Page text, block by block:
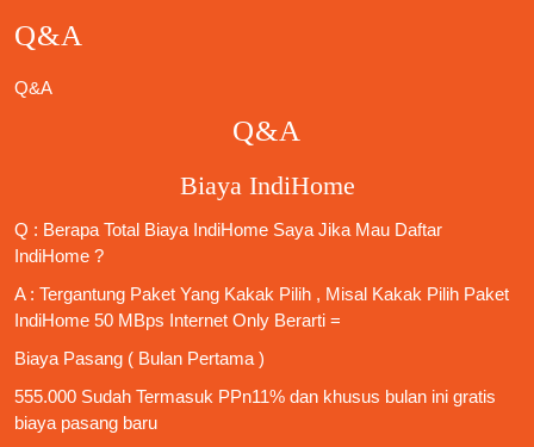
Q&A
Q&A
Q&A
Biaya IndiHome
Q : Berapa Total Biaya IndiHome Saya Jika Mau Daftar
IndiHome ?
A : Tergantung Paket Yang Kakak Pilih , Misal Kakak Pilih Paket
IndiHome 50 MBps Internet Only Berarti =
Biaya Pasang ( Bulan Pertama )
555.000 Sudah Termasuk PPn11% dan khusus bulan ini gratis
biaya pasang baru